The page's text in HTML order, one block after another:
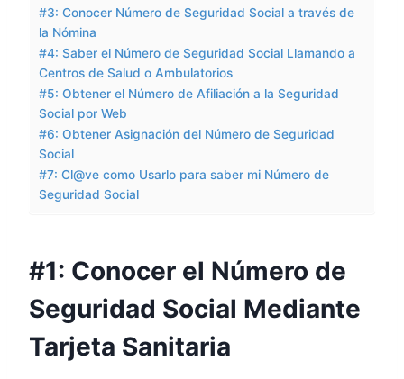
#3: Conocer Número de Seguridad Social a través de
la Nómina
#4: Saber el Número de Seguridad Social Llamando a
Centros de Salud o Ambulatorios
#5: Obtener el Número de Afiliación a la Seguridad
Social por Web
#6: Obtener Asignación del Número de Seguridad
Social
#7: Cl@ve como Usarlo para saber mi Número de
Seguridad Social
#1: Conocer el Número de
Seguridad Social Mediante
Tarjeta Sanitaria